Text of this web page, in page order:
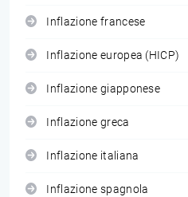
Inflazione francese
Inflazione europea (HICP)
Inflazione giapponese
Inflazione greca
Inflazione italiana
Inflazione spagnola